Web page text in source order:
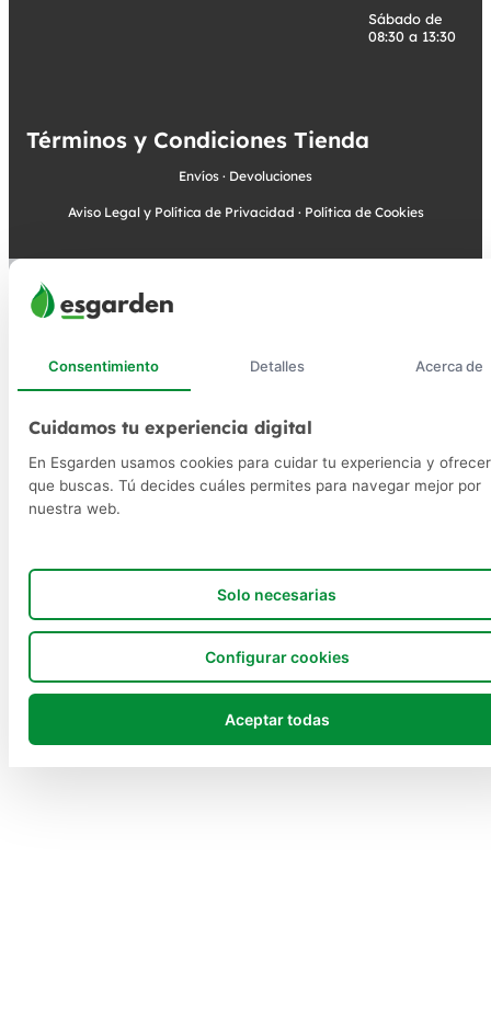
Sábado de
08:30 a 13:30
Términos y Condiciones Tienda
Envíos · Devoluciones
Aviso Legal y Política de Privacidad · Política de Cookies
Consentimiento Detalles Acerca de
Cuidamos tu experiencia digital
En Esgarden usamos cookies para cuidar tu experiencia y
que buscas. Tú decides cuáles permites para navegar mejor por
nuestra web.
Solo necesarias
Configurar cookies
Aceptar todas